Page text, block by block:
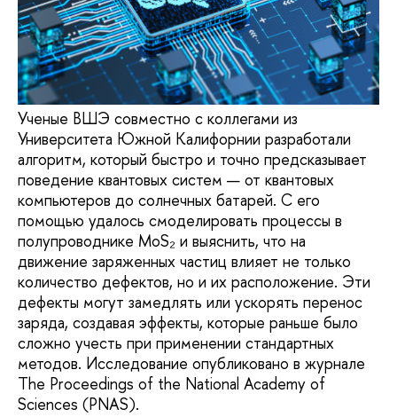
Ученые ВШЭ совместно с коллегами из
Университета Южной Калифорнии разработали
алгоритм, который быстро и точно предсказывает
поведение квантовых систем — от квантовых
компьютеров до солнечных батарей. С его
помощью удалось смоделировать процессы в
полупроводнике MoS₂ и выяснить, что на
движение заряженных частиц влияет не только
количество дефектов, но и их расположение. Эти
дефекты могут замедлять или ускорять перенос
заряда, создавая эффекты, которые раньше было
сложно учесть при применении стандартных
методов. Исследование опубликовано в журнале
The Proceedings of the National Academy of
Sciences (PNAS).